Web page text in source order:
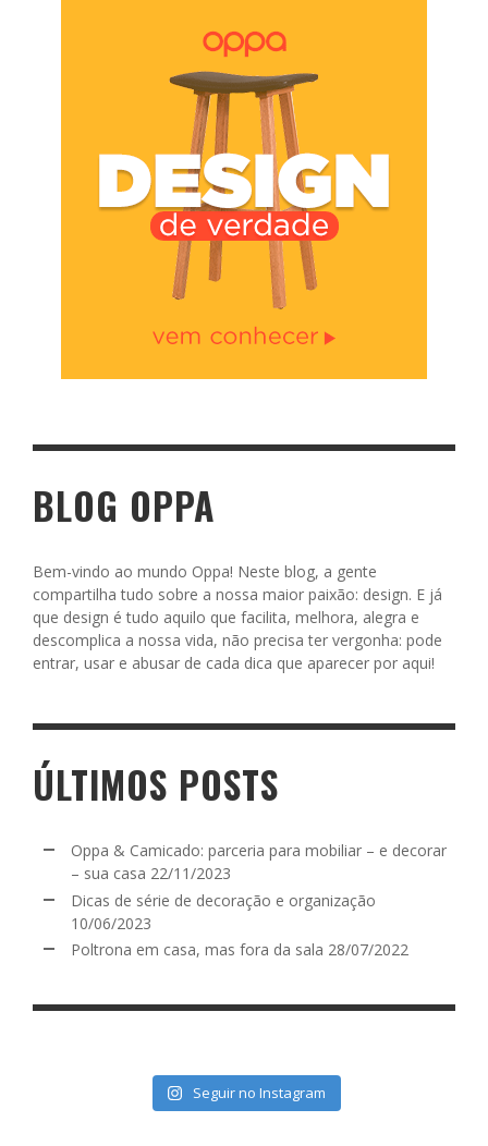
BLOG OPPA
Bem-vindo ao mundo Oppa! Neste blog, a gente
compartilha tudo sobre a nossa maior paixão: design. E já
que design é tudo aquilo que facilita, melhora, alegra e
descomplica a nossa vida, não precisa ter vergonha: pode
entrar, usar e abusar de cada dica que aparecer por aqui!
ÚLTIMOS POSTS
Oppa & Camicado: parceria para mobiliar – e decorar
– sua casa 22/11/2023
Dicas de série de decoração e organização
10/06/2023
Poltrona em casa, mas fora da sala 28/07/2022
Seguir no Instagram